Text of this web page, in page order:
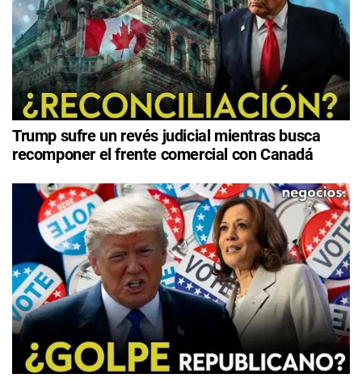
Trump sufre un revés judicial mientras busca
recomponer el frente comercial con Canadá